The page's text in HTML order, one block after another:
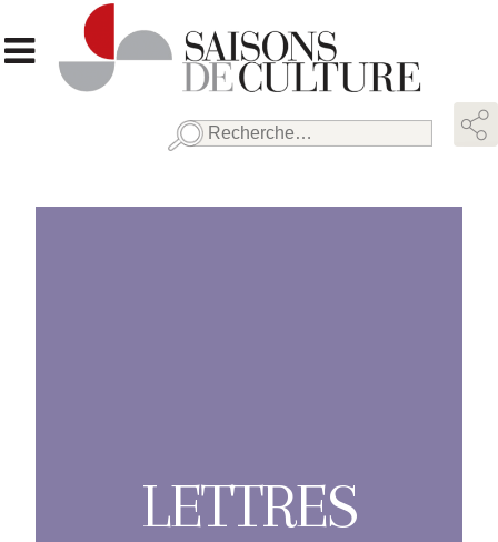
Rechercher :
LETTRES